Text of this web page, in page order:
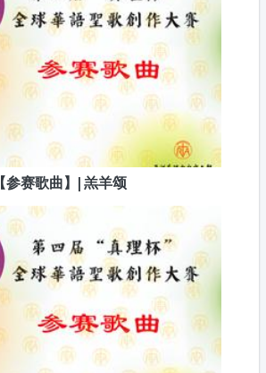
【参赛歌曲】| 羔羊颂